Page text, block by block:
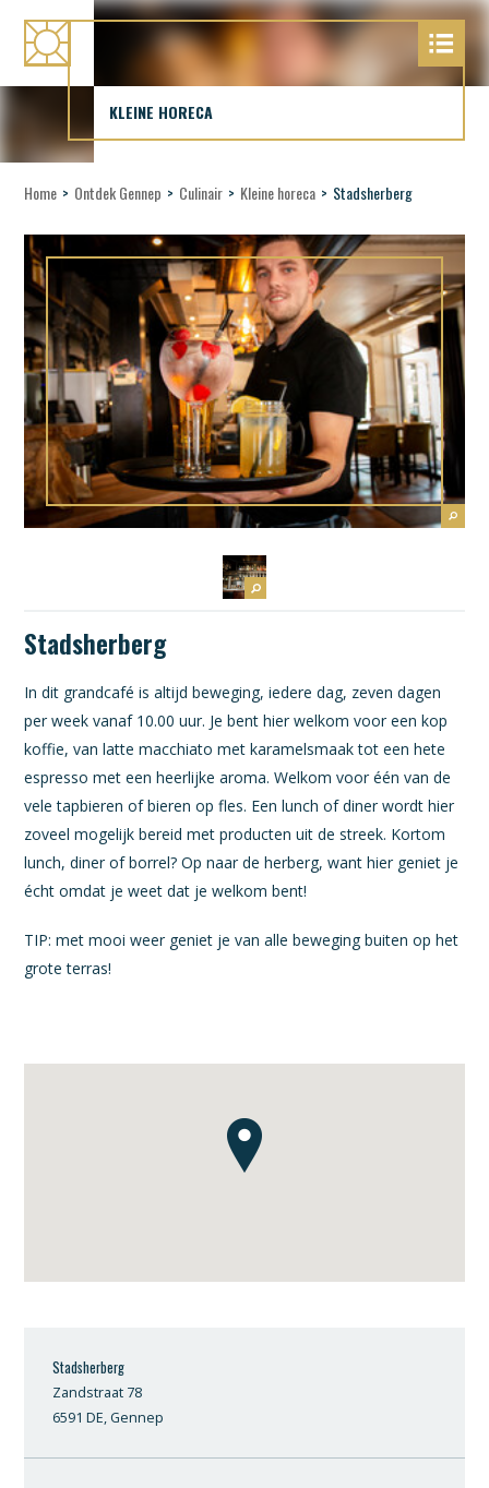
KLEINE HORECA
Home > Ontdek Gennep > Culinair > Kleine horeca > Stadsherberg
Stadsherberg
In dit grandcafé is altijd beweging, iedere dag, zeven dagen
per week vanaf 10.00 uur. Je bent hier welkom voor een kop
koffie, van latte macchiato met karamelsmaak tot een hete
espresso met een heerlijke aroma. Welkom voor één van de
vele tapbieren of bieren op fles. Een lunch of diner wordt hier
zoveel mogelijk bereid met producten uit de streek. Kortom
lunch, diner of borrel? Op naar de herberg, want hier geniet je
écht omdat je weet dat je welkom bent!
TIP: met mooi weer geniet je van alle beweging buiten op het
grote terras!
Stadsherberg
Zandstraat 78
6591 DE, Gennep